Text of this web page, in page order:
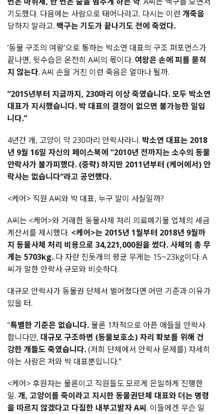
기도했다. 다음에는 사람으로 태어나라고. 다시는 이런 개죽음
당하지 말라고. 백구는 기도가 끝나기도 전에 죽었다.
‘동물 구조의 여왕’으로 통하는 박소연 대표의 구조 퍼포먼스가
끝나면, 뒷수습은 온전히 A씨의 몫이다. 여왕은 손에 피를 묻히
지 않는다. A씨 손을 거친 이런 죽음은 얼마나 될까.
“2015년부터 지금까지, 230마리 이상 죽였습니다. 모두 박소연
대표가 지시했습니다. 박 대표의 결정이 없으면 불가능한 일입
니다.”
4년간 개, 고양이 약 230마리 안락사라니. 박소연 대표는 2018
년 9월 16일 자신의 페이스북에 “2010년 전까지는 소수의 동물
안락사가 불가피했다. (중략) 하지만 2011년부터 (케어에서) 안
락사는 없습니다”라고 공언했다.
<케어> 직원 A씨와 박 대표, 누구 말이 사실일까?
A씨는 <케어>와 거래한 동물사체 처리 의료폐기물 업체의 세금
계산서를 제시했다. <케어>는 2015년 1월부터 2018년 9월까
지 동물사체 처리 비용으로 34,221,000원을 썼다. 사체의 총 무
게는 5703kg. 다 자란 진돗개의 평균 무게는 15~23kg이다. A
씨가 말한 안락사 규모와 비슷하다.
대규모 안락사가 동물권 단체서 벌어졌다면 어떤 기준과 이유가
있을 터.
“특별한 기준은 없습니다. 물론 1차적으로 아픈 애들을 안락사
합니다만, 대규모 구조하면 (동물보호소) 자리 확보를 위해 건
강한 개들도 죽였습니다.(저희 단체에서 안락사 문제를) 자세히
아는 사람은 저와 박 대표뿐입니다.”
<케어> 후원자는 물론이고 직원들도 모르게 은밀하게 진행한
일. 개, 고양이를 죽이라고 지시한 동물권단체 대표와 더는 명령
을 따르지 않겠다고 다짐한 내부고발자 A씨. 이들에겐 무슨 일